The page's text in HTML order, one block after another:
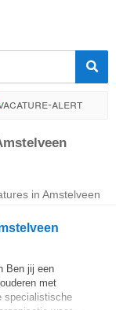
alert
Uitzendbureau
in Amstelveen
Ben jij een
met
specialistische